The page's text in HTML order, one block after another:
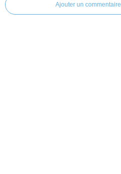
Ajouter un commentaire